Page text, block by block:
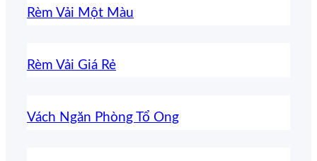
Rèm Vải Một Màu
Rèm Vải Giá Rẻ
Vách Ngăn Phòng Tổ Ong